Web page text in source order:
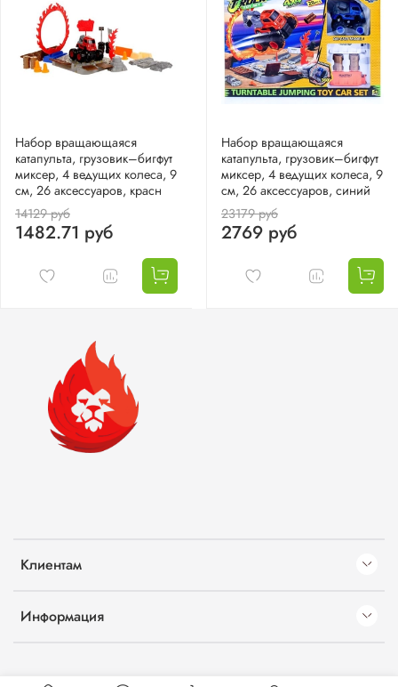
Набор вращающаяся
катапульта, грузовик–бигфут
миксер, 4 ведущих колеса, 9
см, 26 аксессуаров, красн
14129 руб
1482.71 руб
Набор вращающаяся
катапульта, грузовик–бигфут
миксер, 4 ведущих колеса, 9
см, 26 аксессуаров, синий
23179 руб
2769 руб
Клиентам
Информация